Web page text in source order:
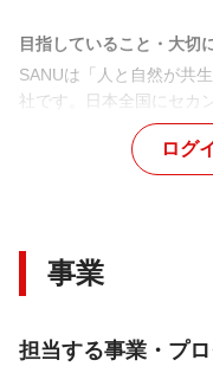
目指していること・大切
SANUは「人と自然が共
社です。日本全国にセカ
市に暮らす人が自然に通
自然に出かけることが特
強み・特徴
ミッション共感・事業理
SANUというサービスは
ログ
事業
担当する事業・プ